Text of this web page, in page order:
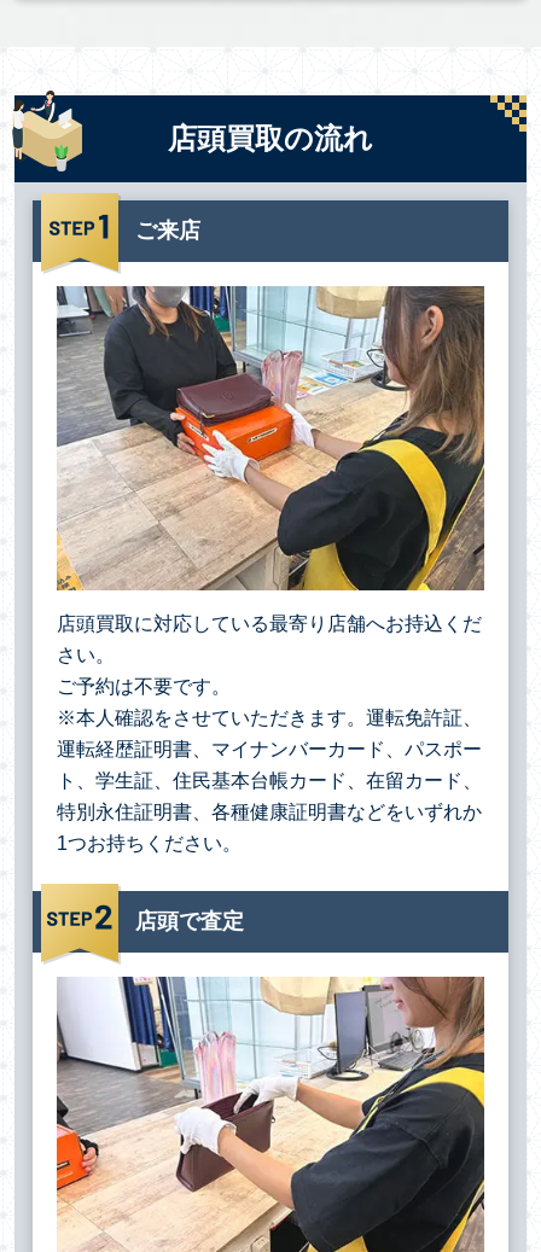
店頭買取の流れ
ご来店
店頭買取に対応している最寄り店舗へお持込くだ
さい。
ご予約は不要です。
※本人確認をさせていただきます。運転免許証、
運転経歴証明書、マイナンバーカード、パスポー
ト、学生証、住民基本台帳カード、在留カード、
特別永住証明書、各種健康証明書などをいずれか
1つお持ちください。
店頭で査定